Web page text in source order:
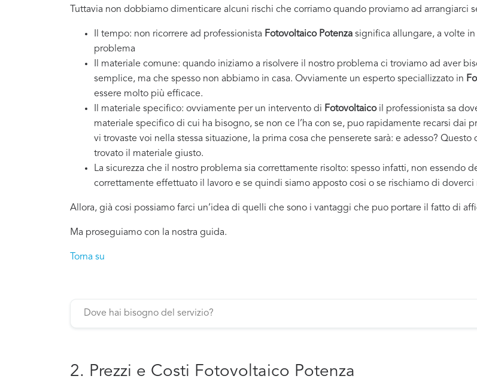
Tuttavia non dobbiamo dimenticare alcuni rischi che corriamo quando proviamo ad arrangiarci
Il tempo: non ricorrere ad professionista Fotovoltaico Potenza significa allungare, a volte
problema
Il materiale comune: quando iniziamo a risolvere il nostro problema ci troviamo ad aver
semplice, ma che spesso non abbiamo in casa. Ovviamente un esperto speciallizzato in
essere molto più efficace.
Il materiale specifico: ovviamente per un intervento di Fotovoltaicoil professionista sa
materiale specifico di cui ha bisogno, se non ce l’ha con se, puo rapidamente recarsi dai
vi trovaste voi nella stessa situazione, la prima cosa che penserete sarà: e adesso?
trovato il materiale giusto.
La sicurezza che il nostro problema sia correttamente risolto: spesso infatti, non essendo
correttamente effettuato il lavoro e se quindi siamo apposto cosi o se rischiamo di
Allora, già cosi possiamo farci un’idea di quelli che sono i vantaggi che puo portare il fatto di
Ma proseguiamo con la nostra guida.
Torna su
2. Prezzi e Costi Fotovoltaico Potenza